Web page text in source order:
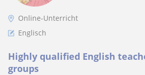
Online-Unterricht
Englisch
Highly qualified English
groups